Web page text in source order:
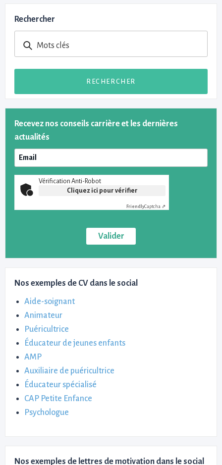
Rechercher
Mots clés
RECHERCHER
Recevez nos conseils carrière et les dernières
actualités
Vérification Anti-Robot
Cliquez ici pour vérifier
FriendlyCaptcha ⇗
Nos exemples de CV dans le social
Aide-soignant
Animateur
Puéricultrice
Éducateur de jeunes enfants
AMP
Auxiliaire de puéricultrice
Éducateur spécialisé
CAP Petite Enfance
Psychologue
Nos exemples de lettres de motivation dans le social